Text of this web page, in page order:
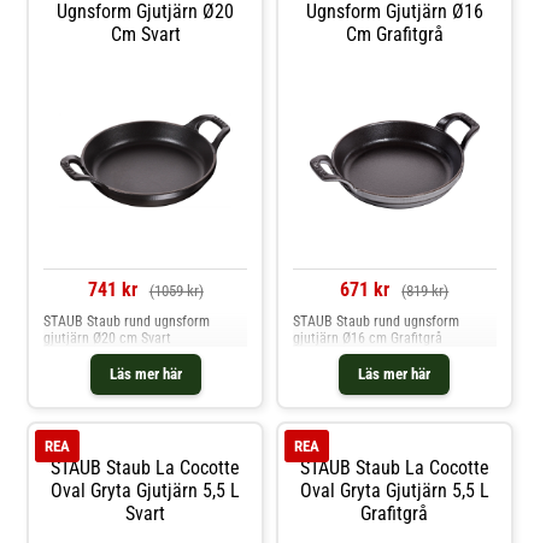
Ugnsform Gjutjärn Ø20
Cm Svart
741 kr (1059 kr)
Läs mer här
STAUB Staub rund ugnsform
gjutjärn Ø20 cm Svart
Ugnsform Gjutjärn Ø16
Cm Grafitgrå
671 kr (819 kr)
Läs mer här
STAUB Staub rund ugnsform
gjutjärn Ø16 cm Grafitgrå
STAUB Staub La Cocotte
Oval Gryta Gjutjärn 5,5 L
Svart
REA
STAUB Staub La Cocotte
Oval Gryta Gjutjärn 5,5 L
Grafitgrå
REA